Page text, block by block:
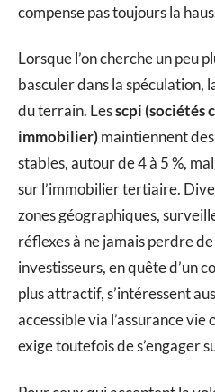
compense pas toujours la
Lorsque l’on cherche un peu
basculer dans la spéculation,
du terrain. Lesscpi (sociétés
immobilier)maintiennent
stables, autour de 4 à 5 %,
sur l’immobilier tertiaire.
zones géographiques,
réflexes à ne jamais perdre
investisseurs, en quête d’un
plus attractif, s’intéressent
accessible via l’assurance vie
exige toutefois de s’engager